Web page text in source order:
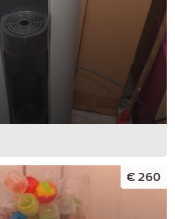
€ 260